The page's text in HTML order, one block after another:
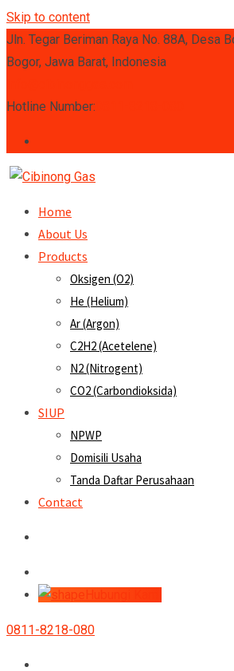
Skip to content
Jln. Tegar Beriman Raya No. 88A, Desa
Bogor, Jawa Barat, Indonesia
Hotline Number:
Home
About Us
Products
Oksigen (O2)
He (Helium)
Ar (Argon)
C2H2 (Acetelene)
N2 (Nitrogent)
CO2 (Carbondioksida)
SIUP
NPWP
Domisili Usaha
Tanda Daftar Perusahaan
Contact
Hubungi Kami
0811-8218-080